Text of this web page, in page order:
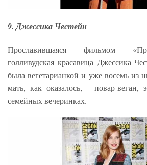
9. Джессика Честейн
Прославившаяся фильмом
голливудская красавица Джессика
была вегетарианкой и уже восемь из
мать, как оказалось, - повар-веган,
семейных вечеринках.